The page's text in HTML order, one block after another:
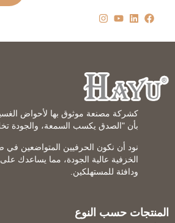
بأن "الصدق يكسب السمعة، والجودة
نود أن نكون الحرفيين المتواضعين
الخزفية عالية الجودة، مما يساعدك
ودافئة للمستهلكين.
المنتجات حسب النوع